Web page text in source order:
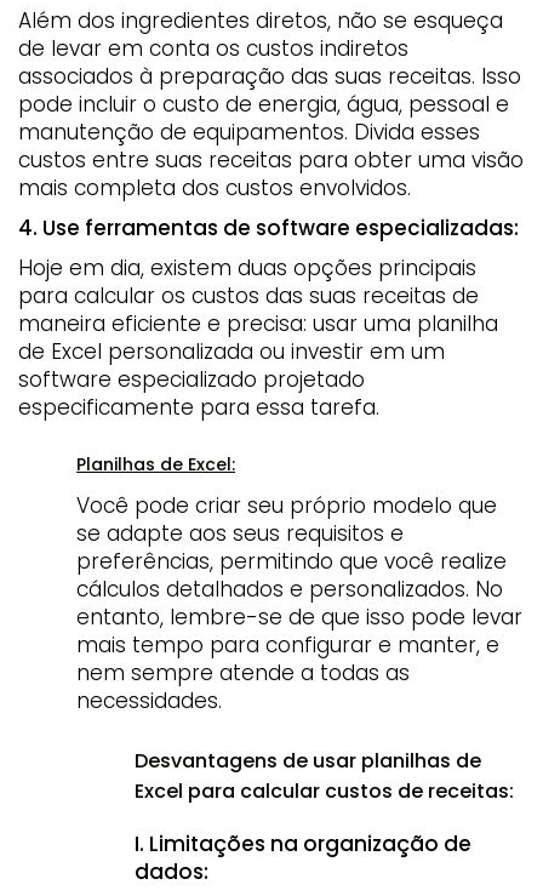
Além dos ingredientes diretos, não se esqueça
de levar em conta os custos indiretos
associados à preparação das suas receitas. Isso
pode incluir o custo de energia, água, pessoal e
manutenção de equipamentos. Divida esses
custos entre suas receitas para obter uma visão
mais completa dos custos envolvidos.
4. Use ferramentas de software especializadas:
Hoje em dia, existem duas opções principais
para calcular os custos das suas receitas de
maneira eficiente e precisa: usar uma planilha
de Excel personalizada ou investir em um
software especializado projetado
especificamente para essa tarefa.
Planilhas de Excel:
Você pode criar seu próprio modelo que
se adapte aos seus requisitos e
preferências, permitindo que você realize
cálculos detalhados e personalizados. No
entanto, lembre-se de que isso pode levar
mais tempo para configurar e manter, e
nem sempre atende a todas as
necessidades.
Desvantagens de usar planilhas de
Excel para calcular custos de receitas:
I. Limitações na organização de
dados: